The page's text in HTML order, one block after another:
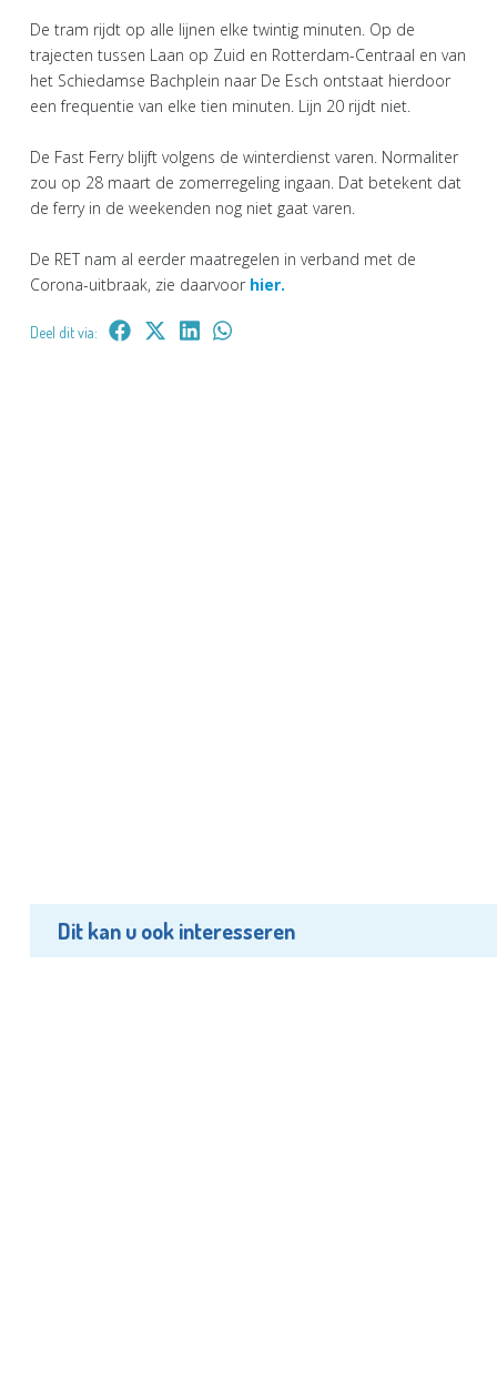
De tram rijdt op alle lijnen elke twintig minuten. Op de
trajecten tussen Laan op Zuid en Rotterdam-Centraal en van
het Schiedamse Bachplein naar De Esch ontstaat hierdoor
een frequentie van elke tien minuten. Lijn 20 rijdt niet.
De Fast Ferry blijft volgens de winterdienst varen. Normaliter
zou op 28 maart de zomerregeling ingaan. Dat betekent dat
de ferry in de weekenden nog niet gaat varen.
De RET nam al eerder maatregelen in verband met de
Corona-uitbraak, zie daarvoor hier.
Deel dit via:
Dit kan u ook interesseren